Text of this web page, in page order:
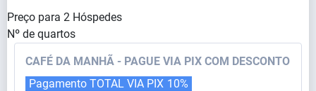
Preço para 2 Hóspedes
Nº de quartos
CAFÉ DA MANHÃ - PAGUE VIA PIX COM DESCONTO
Pagamento TOTAL VIA PIX 10%